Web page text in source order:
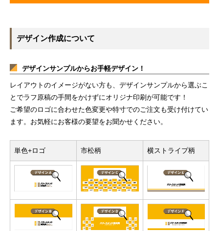
デザイン作成について
デザインサンプルからお手軽デザイン！
レイアウトのイメージがない方も、デザインサンプルから選ぶこ
とでラフ原稿の手間をかけずにオリジナ印刷が可能です！
ご希望のロゴに合わせた色変更や特寸でのご注文も受け付けてい
ます。お気軽にお客様の要望をお聞かせください。
単色+ロゴ 市松柄 横ストライプ柄